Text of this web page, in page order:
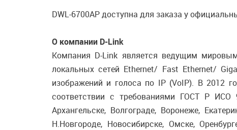
DWL-6700AP доступна для заказа у
О компании D-Link
Компания D-Link является ведущим
локальных сетей Ethernet/ Fast Ethernet/
изображений и голоса по IP (VoIP). В 2012
соответствии с требованиями ГОСТ Р ИСО
Архангельске, Волгограде, Воронеже,
Н.Новгороде, Новосибирске, Омске,